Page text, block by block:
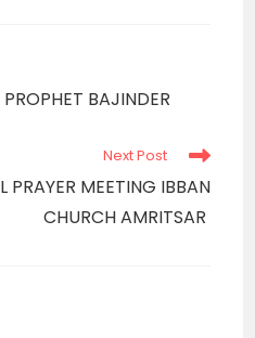
BAJINDER
Next Post
PRAYER MEETING IBBAN
CHURCH AMRITSAR